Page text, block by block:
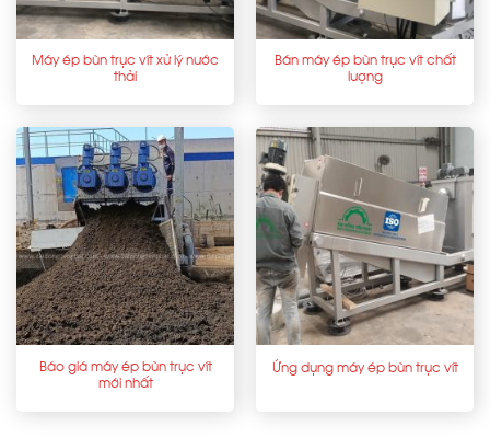
Máy ép bùn trục vít xử lý nước
thải
Bán máy ép bùn trục vít chất
lượng
Báo giá máy ép bùn trục vít
mới nhất
Ứng dụng máy ép bùn trục vít